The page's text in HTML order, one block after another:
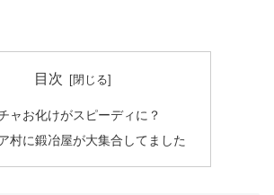
目次
ャお化けがスピーディに？
村に鍛冶屋が大集合してました